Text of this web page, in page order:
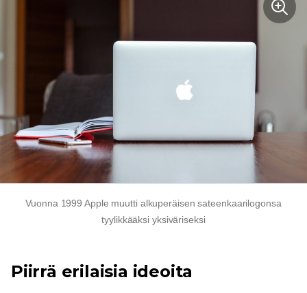
Vuonna 1999 Apple muutti alkuperäisen sateenkaarilogonsa
tyylikkääksi yksiväriseksi
Piirrä erilaisia ​​ideoita